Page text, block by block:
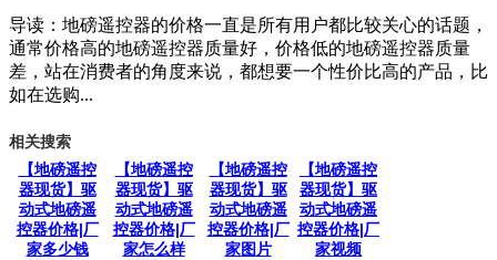
导读：地磅遥控器的价格一直是所有用户都比较关心的话题，
通常价格高的地磅遥控器质量好，价格低的地磅遥控器质量
差，站在消费者的角度来说，都想要一个性价比高的产品，比
如在选购...
相关搜索
【地磅遥控
器现货】驱
动式地磅遥
控器价格|厂
家多少钱
【地磅遥控
器现货】驱
动式地磅遥
控器价格|厂
家怎么样
【地磅遥控
器现货】驱
动式地磅遥
控器价格|厂
家图片
【地磅遥控
器现货】驱
动式地磅遥
控器价格|厂
家视频